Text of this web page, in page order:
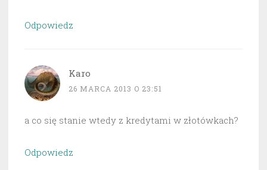
Odpowiedz
Karo
26 MARCA 2013 O 23:51
a co się stanie wtedy z kredytami w złotówkach?
Odpowiedz